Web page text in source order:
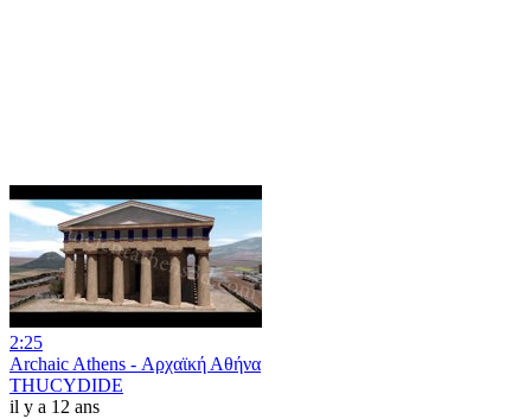
2:25
Archaic Athens - Αρχαϊκή Αθήνα
THUCYDIDE
il y a 12 ans